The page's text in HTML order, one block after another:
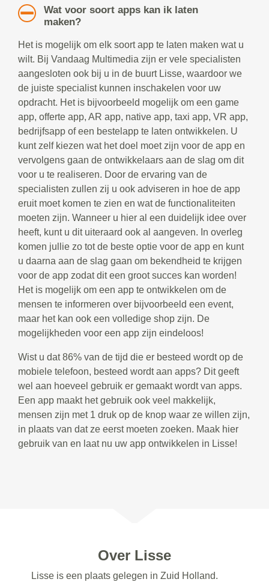
Wat voor soort apps kan ik laten
maken?
Het is mogelijk om elk soort app te laten maken wat u
wilt. Bij Vandaag Multimedia zijn er vele specialisten
aangesloten ook bij u in de buurt Lisse, waardoor we
de juiste specialist kunnen inschakelen voor uw
opdracht. Het is bijvoorbeeld mogelijk om een game
app, offerte app, AR app, native app, taxi app, VR app,
bedrijfsapp of een bestelapp te laten ontwikkelen. U
kunt zelf kiezen wat het doel moet zijn voor de app en
vervolgens gaan de ontwikkelaars aan de slag om dit
voor u te realiseren. Door de ervaring van de
specialisten zullen zij u ook adviseren in hoe de app
eruit moet komen te zien en wat de functionaliteiten
moeten zijn. Wanneer u hier al een duidelijk idee over
heeft, kunt u dit uiteraard ook al aangeven. In overleg
komen jullie zo tot de beste optie voor de app en kunt
u daarna aan de slag gaan om bekendheid te krijgen
voor de app zodat dit een groot succes kan worden!
Het is mogelijk om een app te ontwikkelen om de
mensen te informeren over bijvoorbeeld een event,
maar het kan ook een volledige shop zijn. De
mogelijkheden voor een app zijn eindeloos!
Wist u dat 86% van de tijd die er besteed wordt op de
mobiele telefoon, besteed wordt aan apps? Dit geeft
wel aan hoeveel gebruik er gemaakt wordt van apps.
Een app maakt het gebruik ook veel makkelijk,
mensen zijn met 1 druk op de knop waar ze willen zijn,
in plaats van dat ze eerst moeten zoeken. Maak hier
gebruik van en laat nu uw app ontwikkelen in Lisse!
Over Lisse
Lisse is een plaats gelegen in Zuid Holland.